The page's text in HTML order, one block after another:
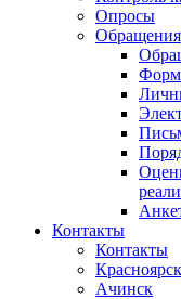
Опросы
Обращения
Контакты
Контакты
Красноярск
Ачинск